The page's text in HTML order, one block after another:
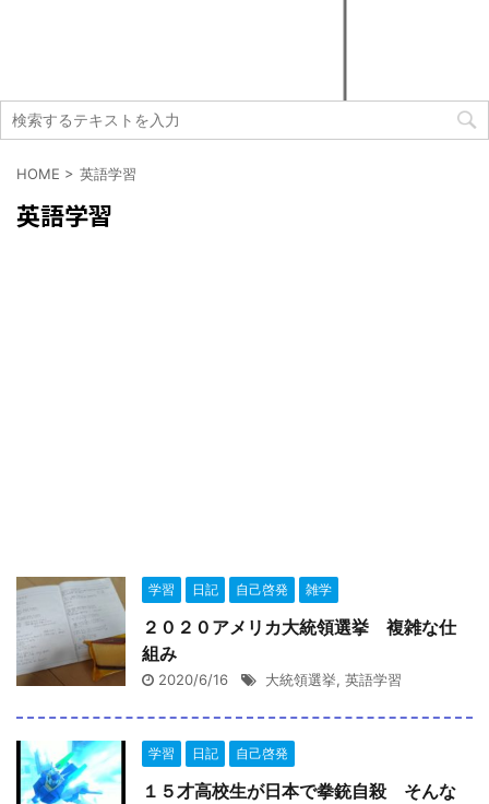
HOME > 英語学習
英語学習
学習 日記 自己啓発 雑学
２０２０アメリカ大統領選挙 複雑な仕
組み
2020/6/16 大統領選挙, 英語学習
学習 日記 自己啓発
１５才高校生が日本で拳銃自殺 そんな